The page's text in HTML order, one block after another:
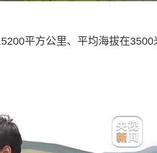
平方公里、平均海拔在3500